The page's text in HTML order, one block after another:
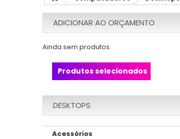
ADICIONAR AO ORÇAMENTO
Ainda sem produtos.
Produtos selecionados
DESKTOPS
Acessórios